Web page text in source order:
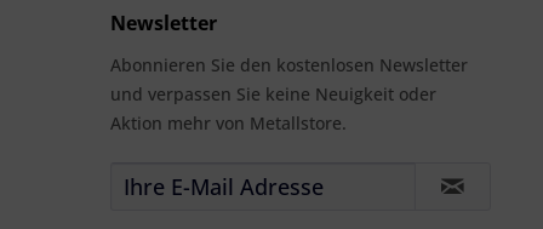
Newsletter
Abonnieren Sie den kostenlosen Newsletter
und verpassen Sie keine Neuigkeit oder
Aktion mehr von Metallstore.